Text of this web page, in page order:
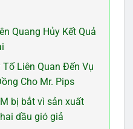
Quang Hủy Kết Quả
Liên Quan Đến Vụ
Cho Mr. Pips
bị bắt vì sản xuất
dầu gió giả